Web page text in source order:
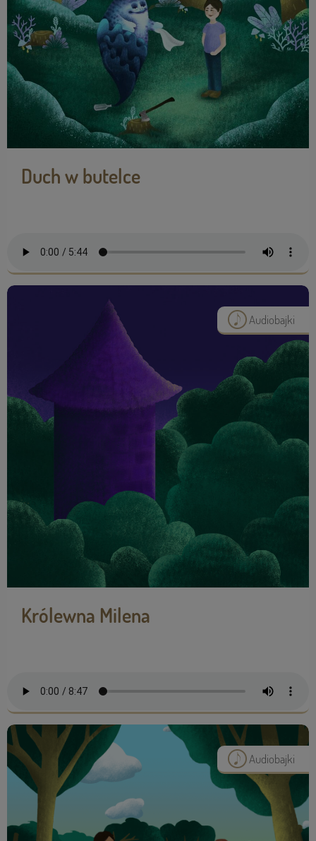
Duch w butelce
Audiobajki
Królewna Milena
Audiobajki